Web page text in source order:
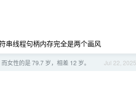
串线程句柄内存完全是两个画风
Jul 22, 2025
女性的是 79.7 岁，相差 12 岁。